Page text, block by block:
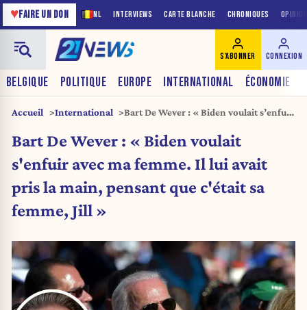
NL INTERVIEWS CARTE BLANCHE CHRONIQUES
♥FAIRE UN DON
BELGIQUE POLITIQUE EUROPE INTERNATIONAL ÉCONOMIE
S'ABONNER CONNEXION
Accueil International
Bart De Wever : « Biden voulait s’enfuir
pensant que c’était sa femme, Jill »
Bart De Wever : « Biden voulait
s'enfuir avec ma femme. Il lui avait
pris la main, pensant que c'était sa
femme, Jill »